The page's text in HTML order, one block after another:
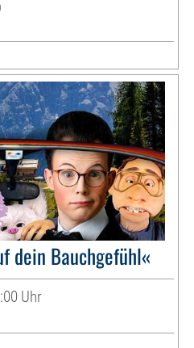
dein Bauchgefühl«
Uhr